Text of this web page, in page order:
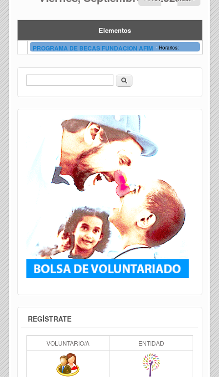
Elementos
PROGRAMA DE BECAS FUNDACION AFIM - Horarios:
Formulario de búsqueda
Buscar
REGÍSTRATE
VOLUNTARIO/A ENTIDAD